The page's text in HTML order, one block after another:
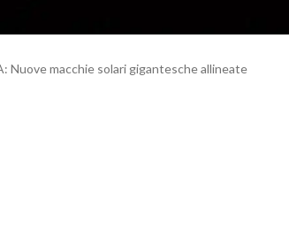
Nuove macchie solari gigantesche allineate